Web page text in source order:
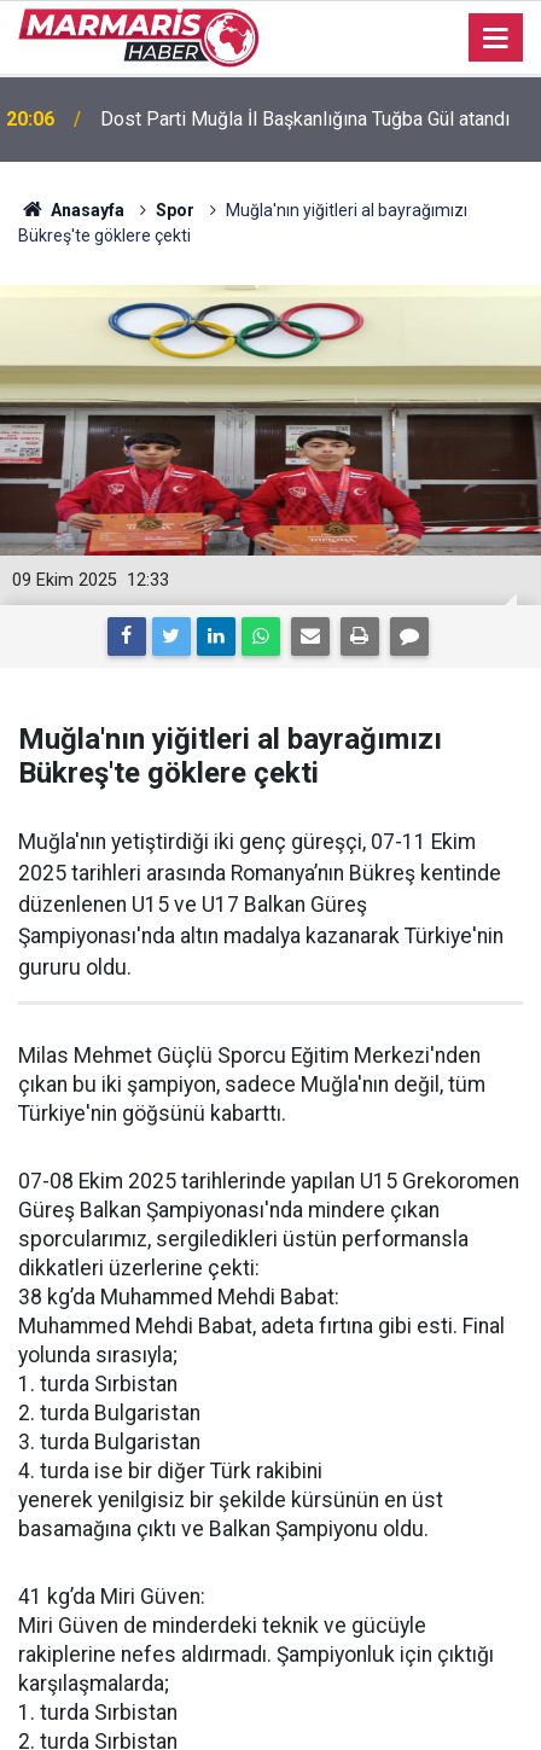
16:51
Bursaspor’da 2026-2027 sezonu forma numaraları
açıklandı
Anasayfa Spor
Muğla'nın yiğitleri al bayrağımızı
Bükreş'te göklere çekti
12:33
09 Ekim 2025
Muğla'nın yiğitleri al bayrağımızı
Bükreş'te göklere çekti
Muğla'nın yetiştirdiği iki genç güreşçi, 07-11 Ekim
2025 tarihleri arasında Romanya’nın Bükreş kentinde
düzenlenen U15 ve U17 Balkan Güreş
Şampiyonası'nda altın madalya kazanarak Türkiye'nin
gururu oldu.
Milas Mehmet Güçlü Sporcu Eğitim Merkezi'nden
çıkan bu iki şampiyon, sadece Muğla'nın değil, tüm
Türkiye'nin göğsünü kabarttı.
07-08 Ekim 2025 tarihlerinde yapılan U15 Grekoromen
Güreş Balkan Şampiyonası'nda mindere çıkan
sporcularımız, sergiledikleri üstün performansla
dikkatleri üzerlerine çekti:
38 kg’da Muhammed Mehdi Babat:
Muhammed Mehdi Babat, adeta fırtına gibi esti. Final
yolunda sırasıyla;
1. turda Sırbistan
2. turda Bulgaristan
3. turda Bulgaristan
4. turda ise bir diğer Türk rakibini
yenerek yenilgisiz bir şekilde kürsünün en üst
basamağına çıktı ve Balkan Şampiyonu oldu.
41 kg’da Miri Güven:
Miri Güven de minderdeki teknik ve gücüyle
rakiplerine nefes aldırmadı. Şampiyonluk için çıktığı
karşılaşmalarda;
1. turda Sırbistan
2. turda Sırbistan